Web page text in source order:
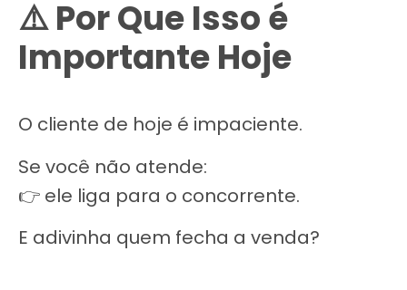
⚠️ Por Que Isso é
Importante Hoje
O cliente de hoje é impaciente.
Se você não atende:
👉 ele liga para o concorrente.
E adivinha quem fecha a venda?